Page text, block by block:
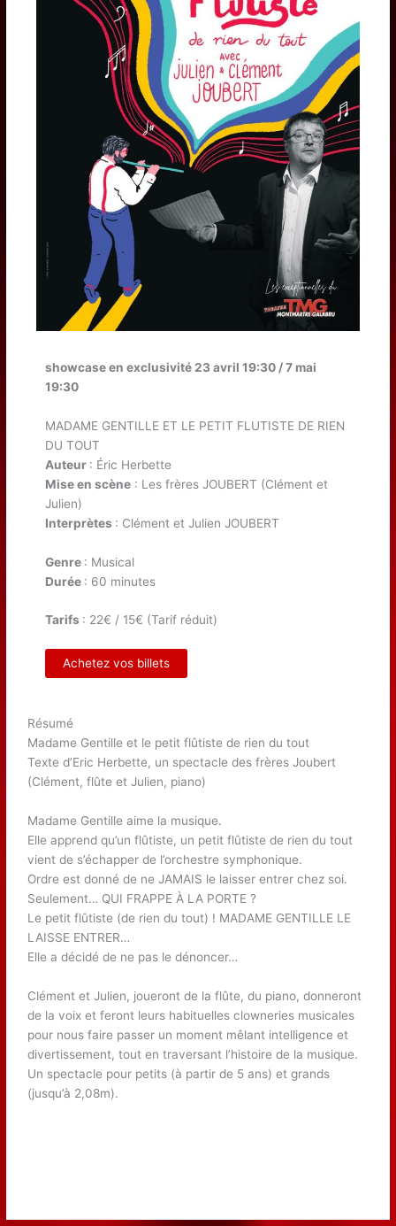
showcase en exclusivité 23 avril 19:30 / 7 mai
19:30
MADAME GENTILLE ET LE PETIT FLUTISTE DE RIEN
DU TOUT
Auteur : Éric Herbette
Mise en scène : Les frères JOUBERT (Clément et
Julien)
Interprètes : Clément et Julien JOUBERT
Genre : Musical
Durée : 60 minutes
Tarifs : 22€ / 15€ (Tarif réduit)
Achetez vos billets
Résumé
Madame Gentille et le petit flûtiste de rien du tout
Texte d’Eric Herbette, un spectacle des frères Joubert
(Clément, flûte et Julien, piano)
Madame Gentille aime la musique.
Elle apprend qu’un flûtiste, un petit flûtiste de rien du tout
vient de s’échapper de l’orchestre symphonique.
Ordre est donné de ne JAMAIS le laisser entrer chez soi.
Seulement… QUI FRAPPE À LA PORTE ?
Le petit flûtiste (de rien du tout) ! MADAME GENTILLE LE
LAISSE ENTRER…
Elle a décidé de ne pas le dénoncer…
Clément et Julien, joueront de la flûte, du piano, donneront
de la voix et feront leurs habituelles clowneries musicales
pour nous faire passer un moment mêlant intelligence et
divertissement, tout en traversant l’histoire de la musique.
Un spectacle pour petits (à partir de 5 ans) et grands
(jusqu’à 2,08m).